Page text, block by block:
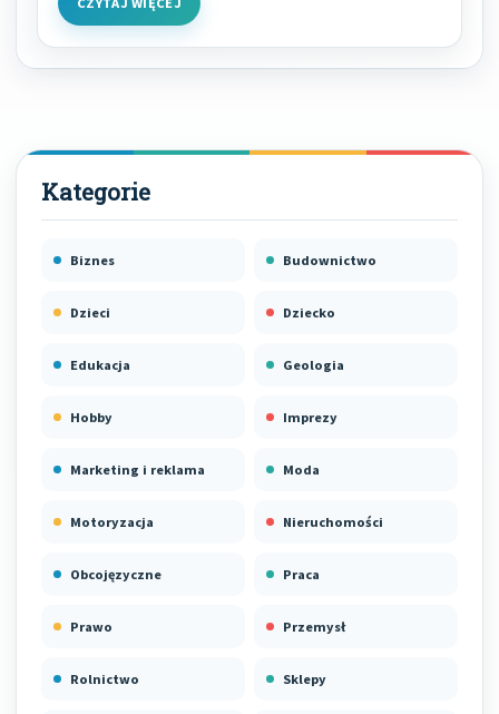
Biznes Budownictwo
Dzieci Dziecko
Edukacja Geologia
Hobby Imprezy
Marketing i reklama Moda
Motoryzacja Nieruchomości
Obcojęzyczne Praca
Prawo Przemysł
Rolnictwo Sklepy